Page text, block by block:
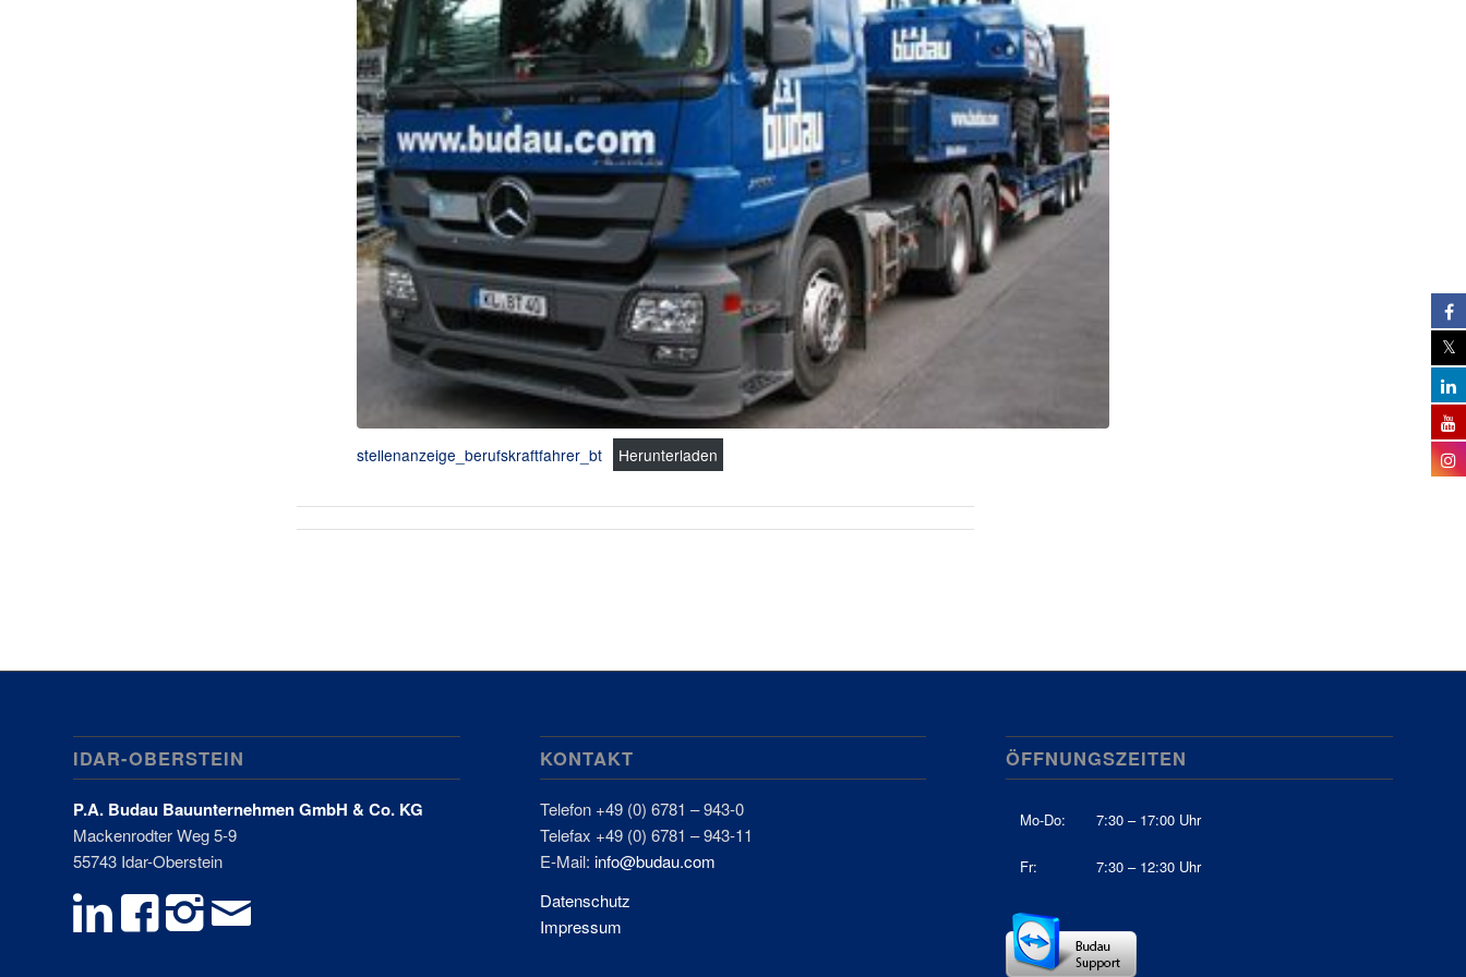
stellenanzeige_berufskraftfahrer_bt Herunterladen
IDAR-OBERSTEIN
P.A. Budau Bauunternehmen GmbH & Co. KG
Mackenrodter Weg 5-9
55743 Idar-Oberstein
KONTAKT
Telefon +49 (0) 6781 – 943-0
Telefax +49 (0) 6781 – 943-11
E-Mail: info@budau.com
Datenschutz
Impressum
ÖFFNUNGSZEITEN
Mo-Do: 7:30 – 17:00 Uhr
Fr: 7:30 – 12:30 Uhr